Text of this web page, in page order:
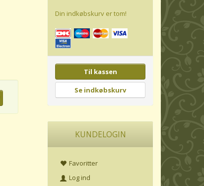
Din indkøbskurv er tom!
Til kassen
Se indkøbskurv
KUNDELOGIN
Favoritter
Log ind